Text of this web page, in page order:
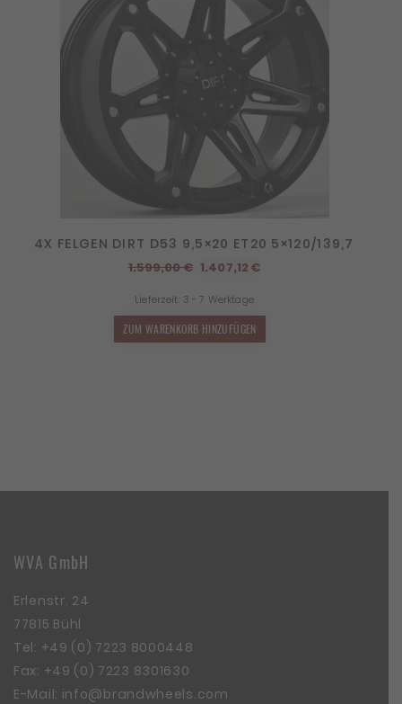
4X FELGEN DIRT D53 9,5×20 ET20 5×120/139,7
1.599,00€ Ursprünglicher
war:
1.599,00 €
1.407,12€Aktueller
Lieferzeit: 3 - 7 Werktage
ZUM WARENKORB HINZUFÜGEN
WVA GmbH
Erlenstr. 24
77815 Bühl
Tel: +49 (0) 7223 8000448
Fax: +49 (0) 7223 8301630
E-Mail: info@brandwheels.com